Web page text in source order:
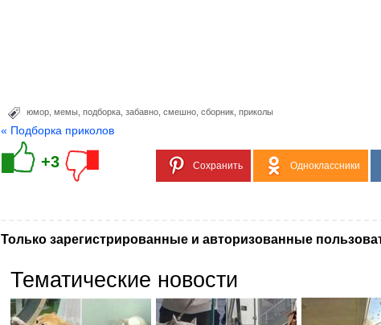
юмор мемы подборка забавно смешно сборник приколы
« Подборка приколов
+3 Сохранить Одноклассники
Только зарегистрированные и авторизованные
Тематические новости